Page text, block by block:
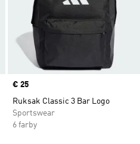
Price
€ 25
Ruksak Classic 3 Bar Logo
Sportswear
6 farby